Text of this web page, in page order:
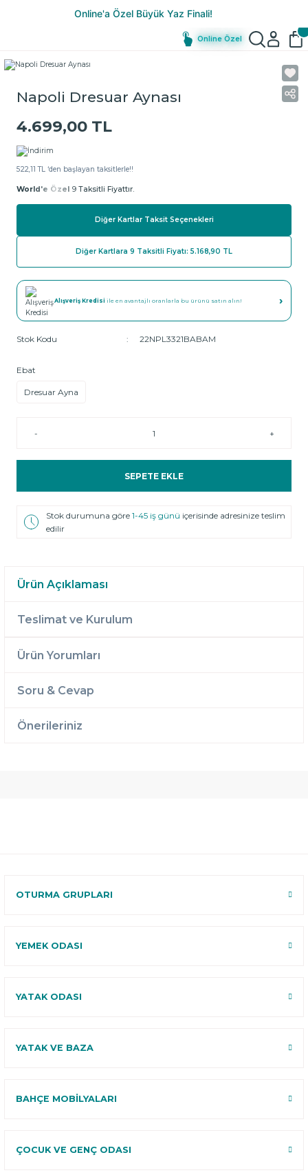
Online Özel
Napoli Dresuar Aynası
4.699,00 TL
522,11 TL ‘den başlayan taksitlerle!!
World'e Özel 9 Taksitli Fiyattır.
Diğer Kartlar Taksit Seçenekleri
Diğer Kartlara 9 Taksitli Fiyatı: 5.168,90 TL
Alışveriş Kredisi ile en avantajlı oranlarla bu ürünü satın alın! ›
Stok Kodu 22NPL3321BABAM
Ebat
Dresuar Ayna
- +
SEPETE EKLE
Stok durumuna göre1-45 iş günü içerisinde adresinize teslim
edilir
Ürün Açıklaması
Teslimat ve Kurulum
Ürün Yorumları
Soru & Cevap
Önerileriniz
OTURMA GRUPLARI
YEMEK ODASI
YATAK ODASI
YATAK VE BAZA
BAHÇE MOBİLYALARI
ÇOCUK VE GENÇ ODASI